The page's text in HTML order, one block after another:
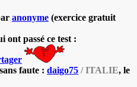
anonyme (exercice gratuit
ont passé ce test :
faute : daigo75 / ITALIE, le